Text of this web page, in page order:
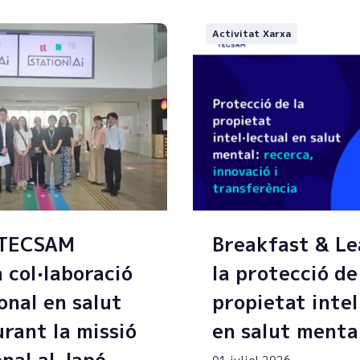
en salut
la missió
Activitat Xarxa
Breakfast &
la protecció
propietat
en salut